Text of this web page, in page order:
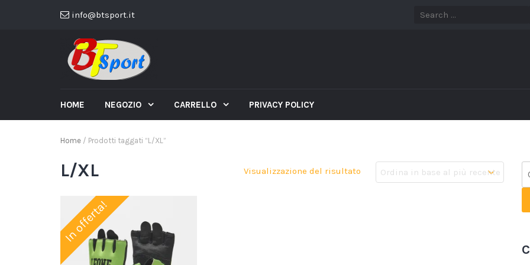
info@btsport.it
HOME NEGOZIO CARRELLO PRIVACY POLICY
Home / Prodotti taggati “L/XL”
L/XL Visualizzazione del risultato
In offerta!